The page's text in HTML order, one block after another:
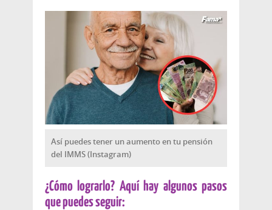
Así puedes tener un aumento en tu pensión
del IMMS (Instagram)
¿Cómo lograrlo? Aquí hay algunos pasos
que puedes seguir: